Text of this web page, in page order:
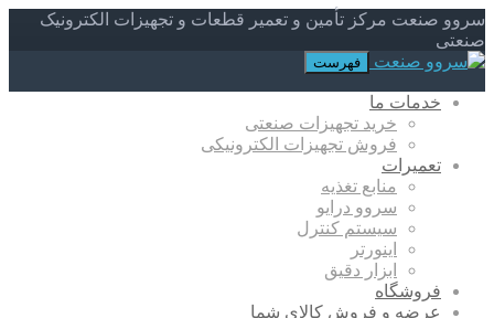
سروو صنعت مرکز تأمین و تعمیر قطعات و تجهیزات الکترونیک
صنعتی
فهرست
خدمات ما
خرید تجهیزات صنعتی
فروش تجهیزات الکترونیکی
تعمیرات
منابع تغذیه
سروو درایو
سیستم کنترل
اینورتر
ابزار دقیق
فروشگاه
عرضه و فروش کالای شما